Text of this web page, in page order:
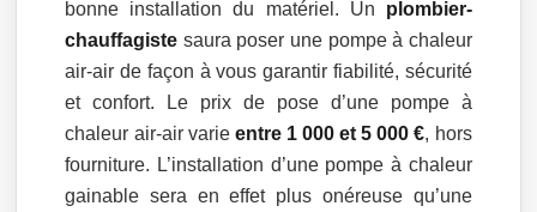
bonne installation du matériel. Un plombier-
chauffagiste saura poser une pompe à chaleur
air-air de façon à vous garantir fiabilité, sécurité
et confort. Le prix de pose d’une pompe à
chaleur air-air varie entre 1 000 et 5 000 €, hors
fourniture. L’installation d’une pompe à chaleur
gainable sera en effet plus onéreuse qu’une